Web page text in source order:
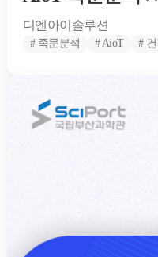
디엔아이솔루션
# 족문분석 # AioT #